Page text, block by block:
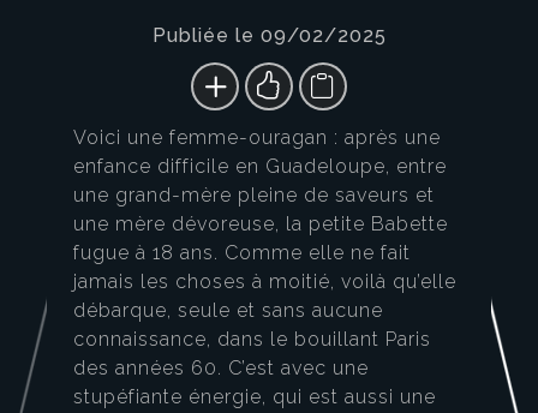
Publiée le 09/02/2025
Voici une femme-ouragan : après une
enfance difficile en Guadeloupe, entre
une grand-mère pleine de saveurs et
une mère dévoreuse, la petite Babette
fugue à 18 ans. Comme elle ne fait
jamais les choses à moitié, voilà qu’elle
débarque, seule et sans aucune
connaissance, dans le bouillant Paris
des années 60. C’est avec une
stupéfiante énergie, qui est aussi une